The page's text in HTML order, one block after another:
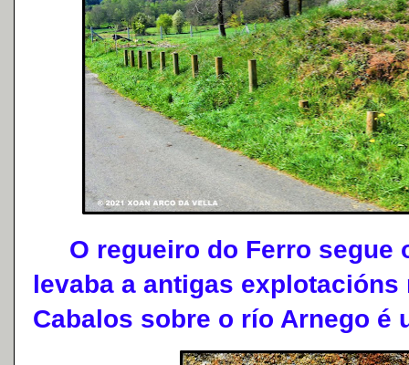
O regueiro do Ferro segue
levaba a antigas
Cabalos sobre o río Arnego é